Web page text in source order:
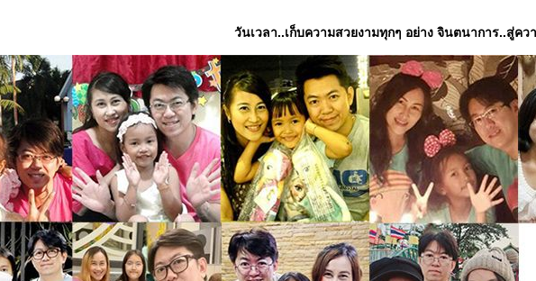
วันเวลา..เก็บความสวยงามทุกๆ อย่าง จินตนาการ..สู่คว